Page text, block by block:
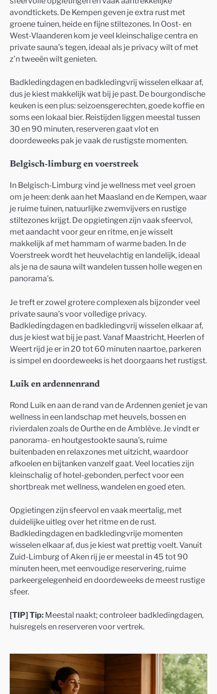
avondtickets. De Kempen geven je extra rust met
groene tuinen, heide en fijne stiltezones. In Oost- en
West-Vlaanderen kom je veel kleinschalige centra en
private sauna’s tegen, ideaal als je privacy wilt of met
z’n tweeën wilt genieten.
Badkledingdagen en badkledingvrij wisselen elkaar af,
dus je kiest makkelijk wat bij je past. De bourgondische
keuken is een plus: seizoensgerechten, goede koffie en
soms een lokaal bier. Reistijden liggen meestal tussen
30 en 90 minuten, reserveren gaat vlot en
doordeweeks pak je vaak de rustigste momenten.
Belgisch-limburg en voerstreek
In Belgisch-Limburg vind je wellness met veel groen
om je heen: denk aan het Maasland en de Kempen, waar
je ruime tuinen, natuurlijke zwemvijvers en rustige
stiltezones krijgt. De opgietingen zijn vaak sfeervol,
met aandacht voor geur en ritme, en je wisselt
makkelijk af met hammam of warme baden. In de
Voerstreek wordt het heuvelachtig en landelijk, ideaal
als je na de sauna wilt wandelen tussen holle wegen en
panorama’s.
Je treft er zowel grotere complexen als bijzonder veel
private sauna’s voor volledige privacy.
Badkledingdagen en badkledingvrij wisselen elkaar af,
dus je kiest wat bij je past. Vanaf Maastricht, Heerlen of
Weert rijd je er in 20 tot 60 minuten naartoe, parkeren
is simpel en doordeweeks is het doorgaans het rustigst.
Luik en ardennenrand
Rond Luik en aan de rand van de Ardennen geniet je van
wellness in een landschap met heuvels, bossen en
rivierdalen zoals de Ourthe en de Amblève. Je vindt er
panorama- en houtgestookte sauna’s, ruime
buitenbaden en relaxzones met uitzicht, waardoor
afkoelen en bijtanken vanzelf gaat. Veel locaties zijn
kleinschalig of hotel-gebonden, perfect voor een
shortbreak met wellness, wandelen en goed eten.
Opgietingen zijn sfeervol en vaak meertalig, met
duidelijke uitleg over het ritme en de rust.
Badkledingdagen en badkledingvrije momenten
wisselen elkaar af, dus je kiest wat prettig voelt. Vanuit
Zuid-Limburg of Aken rij je er meestal in 45 tot 90
minuten heen, met eenvoudige reservering, ruime
parkeergelegenheid en doordeweeks de meest rustige
sfeer.
[TIP] Tip: Meestal naakt; controleer badkledingdagen,
huisregels en reserveren voor vertrek.